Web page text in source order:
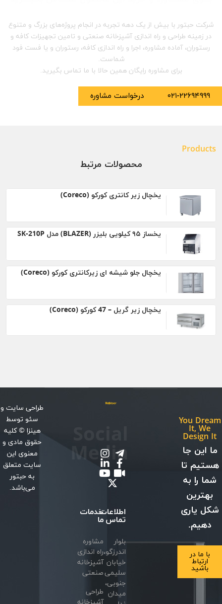
شرکت حبتور با بیش از یک دهه تجربه در انجام پروژه‌های بزرگ و متنوع
در زمینه طراحی و راه اندازی آشپزخانه صنعتی و تامین تجهیزات کافه و
رستوران، آماده مشاوره، اجرا و راه اندازی کافه، رستوران و یا فست فود
شماست.
برای مشاوره رایگان همین حالا با ما تماس بگیرید.
۰۲۱-۲۲۶۹۴۹۹۹ درخواست مشاوره
Products
محصولات مرتبط
یخچال زیر کانتری کورکو (Coreco)
يخساز ۹۵ کيلویی بلیزر (BLAZER) مدل SK-210P
یخچال جلو شیشه ای زیرکانتری کورکو (Coreco)
یخچال زیر گریل – 47 کورکو (Coreco)
You Dream
It, We
Design It
ما این جا
هستیم تا
شما را به
بهترین
شکل یاری
دهیم.
با ما در
ارتباط
باشید
اطلاعات
تماس
بلوار
اندرزگو،
خیابان
سلیمی
جنوبی،
میدان
Media
خدمات
ما
مشاوره
راه اندازی
آشپزخانه
صنعتی
طراحی
طراحی سایتو
سئوتوسط
هینزا © کلیه
حقوق مادی و
معنوی این
سایت متعلق
به حبتور
می‌باشد.